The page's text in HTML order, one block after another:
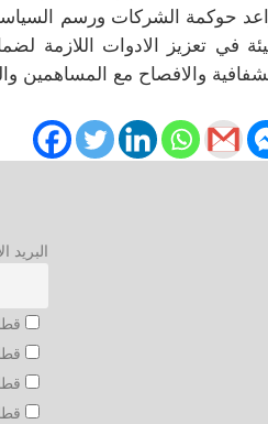
حوكمة الشركات ورسم
في تعزيز الادوات اللازمة
والافصاح مع المساهمين
البريد